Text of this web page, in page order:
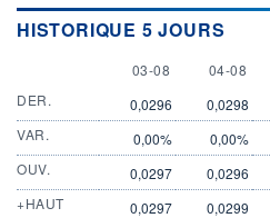
HISTORIQUE 5 JOURS
3 AUGUST
03-08 4 AUGUST
04-08
DER.
0,0296 0,0298
VAR.
0,00% 0,00%
OUV.
0,0297 0,0296
+HAUT
0,0297 0,0299